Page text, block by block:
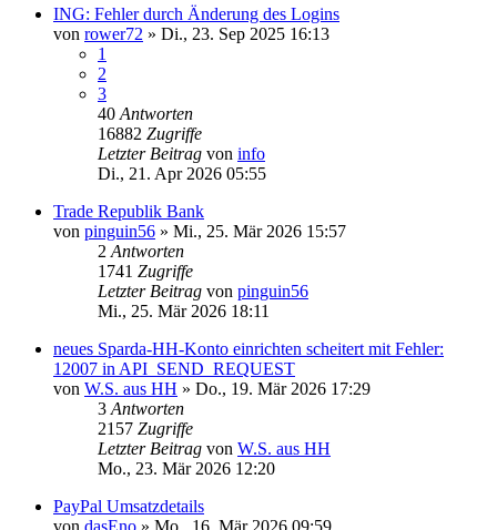
ING: Fehler durch Änderung des Logins
von rower72 » Di., 23. Sep 2025 16:13
1
2
3
40 Antworten
16882 Zugriffe
Letzter Beitrag von info
Di., 21. Apr 2026 05:55
Trade Republik Bank
von pinguin56 » Mi., 25. Mär 2026 15:57
2 Antworten
1741 Zugriffe
Letzter Beitrag von pinguin56
Mi., 25. Mär 2026 18:11
neues Sparda-HH-Konto einrichten scheitert mit Fehler:
12007 in API_SEND_REQUEST
von W.S. aus HH » Do., 19. Mär 2026 17:29
3 Antworten
2157 Zugriffe
Letzter Beitrag von W.S. aus HH
Mo., 23. Mär 2026 12:20
PayPal Umsatzdetails
von dasEno » Mo., 16. Mär 2026 09:59